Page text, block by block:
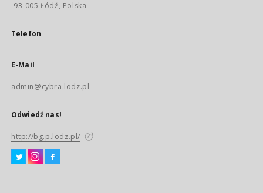
93-005 Łódź, Polska
Telefon
E-Mail
admin@cybra.lodz.pl
Odwiedź nas!
http://bg.p.lodz.pl/